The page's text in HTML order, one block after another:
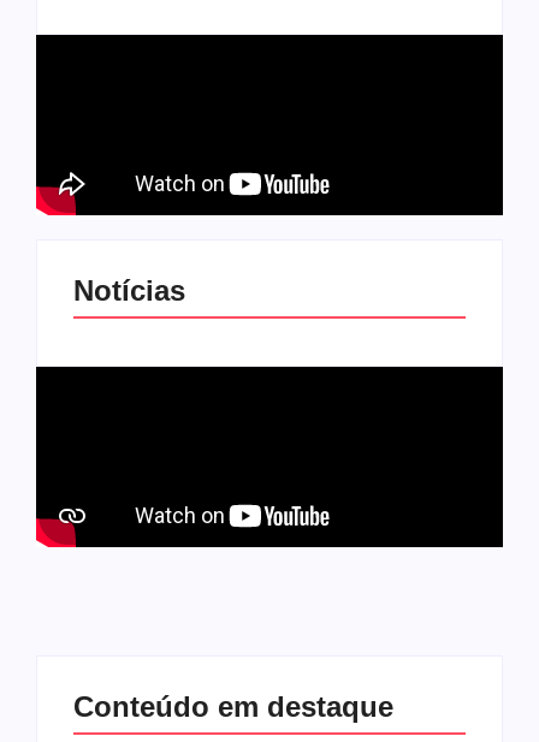
Notícias
Conteúdo em destaque